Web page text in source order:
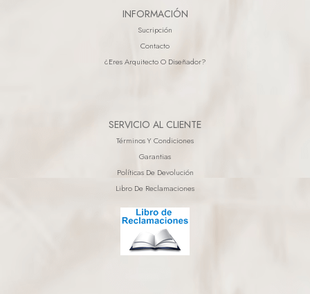
INFORMACIÓN
Sucripción
Contacto
¿eres Arquitecto O Diseñador?
SERVICIO AL CLIENTE
Términos Y Condiciones
Garantias
Políticas De Devolución
Libro De Reclamaciones